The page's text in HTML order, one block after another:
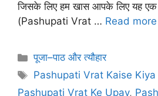
जिसके लिए हम खास आपके लिए यह
(Pashupati Vrat … Read more
Categories
पूजा–पाठ और त्यौहार
Tags
Pashupati Vrat Kaise
Pashupati Vrat Ke Upay,